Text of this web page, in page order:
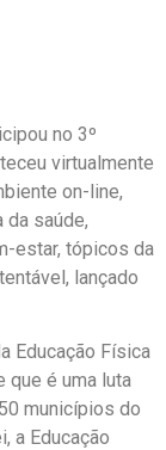
no 3º
virtualmente
on-line,
saúde,
estar, tópicos da
lançado
Educação Física
que é uma luta
municípios do
a Educação